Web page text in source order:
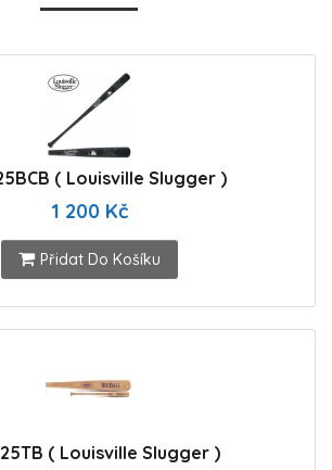
( Louisville Slugger )
1 200 Kč
Přidat Do Košíku
( Louisville Slugger )